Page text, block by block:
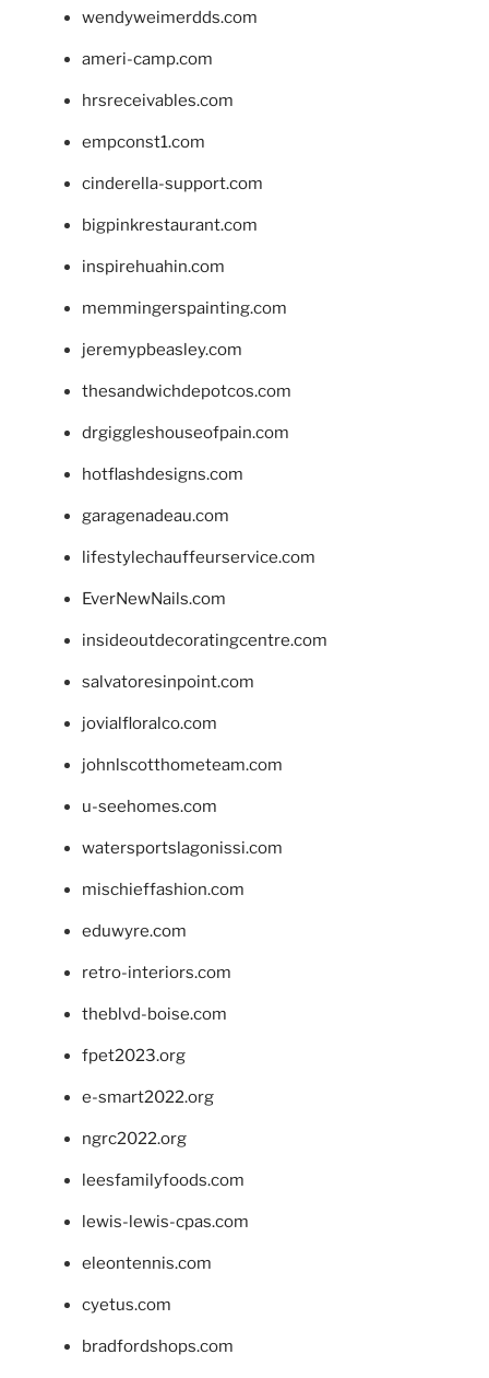
wendyweimerdds.com
ameri-camp.com
hrsreceivables.com
empconst1.com
cinderella-support.com
bigpinkrestaurant.com
inspirehuahin.com
memmingerspainting.com
jeremypbeasley.com
thesandwichdepotcos.com
drgiggleshouseofpain.com
hotflashdesigns.com
garagenadeau.com
lifestylechauffeurservice.com
EverNewNails.com
insideoutdecoratingcentre.com
salvatoresinpoint.com
jovialfloralco.com
johnlscotthometeam.com
u-seehomes.com
watersportslagonissi.com
mischieffashion.com
eduwyre.com
retro-interiors.com
theblvd-boise.com
fpet2023.org
e-smart2022.org
ngrc2022.org
leesfamilyfoods.com
lewis-lewis-cpas.com
eleontennis.com
cyetus.com
bradfordshops.com